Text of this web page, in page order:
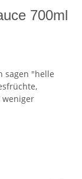
700ml
sagen "helle
weniger